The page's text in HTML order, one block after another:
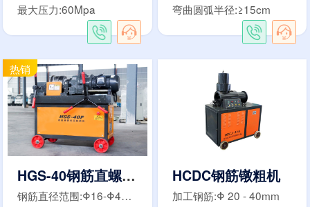
最大压力:60Mpa
弯曲圆弧半径:≥15cm
HGS-40钢筋直螺纹滚丝机
钢筋直径范围:Φ16-Φ40mm
HCDC钢筋镦粗机
加工钢筋:Φ 20 - 40mm